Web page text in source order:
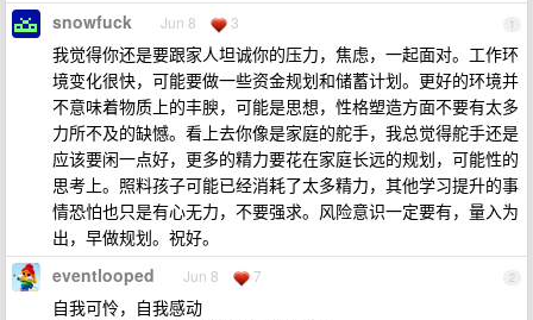
1
snowfuck Jun 8 3
我觉得你还是要跟家人坦诚你的压力，焦虑，一起面对。工作环
境变化很快，可能要做一些资金规划和储蓄计划。更好的环境并
不意味着物质上的丰腴，可能是思想，性格塑造方面不要有太多
力所不及的缺憾。看上去你像是家庭的舵手，我总觉得舵手还是
应该要闲一点好，更多的精力要花在家庭长远的规划，可能性的
思考上。照料孩子可能已经消耗了太多精力，其他学习提升的事
情恐怕也只是有心无力，不要强求。风险意识一定要有，量入为
出，早做规划。祝好。
2
eventlooped Jun 8 7
自我可怜，自我感动